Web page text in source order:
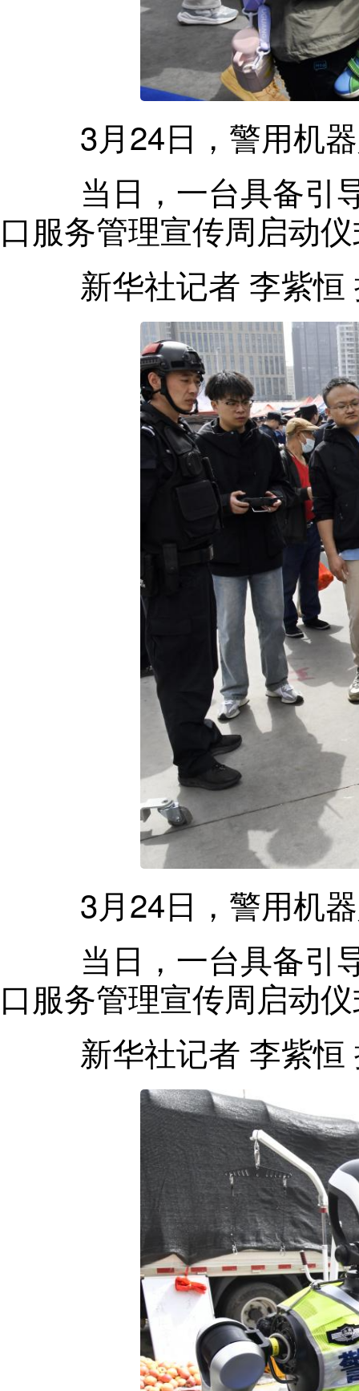
3月24日 ， 警用机
当日 ， 一台具备引
口服务管理宣传周启动
新华社记者 李紫恒
3月24日 ， 警用机
当日 ， 一台具备引
口服务管理宣传周启动
新华社记者 李紫恒